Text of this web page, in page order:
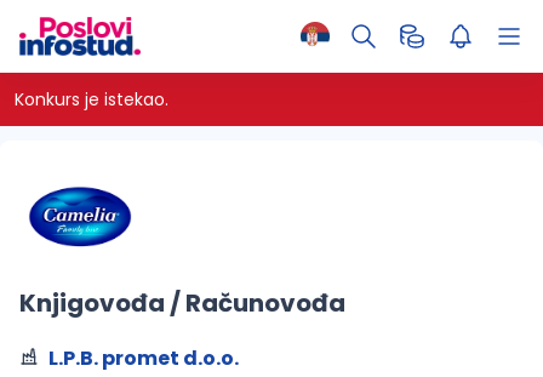
Konkurs je istekao.
Knjigovođa / Računovođa
L.P.B. promet d.o.o.